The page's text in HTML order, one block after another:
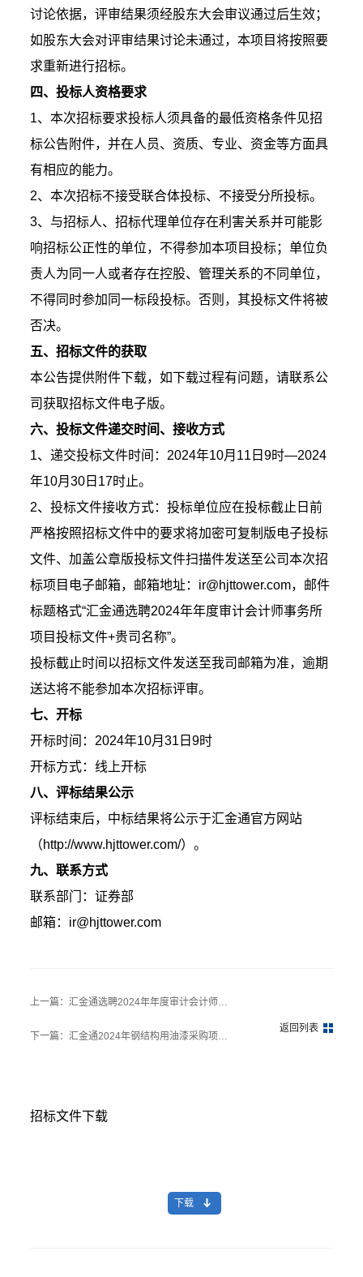
讨论依据，评审结果须经股东大会审议通过后生效；
如股东大会对评审结果讨论未通过，本项目将按照要
求重新进行招标。
四、投标人资格要求
1、本次招标要求投标人须具备的最低资格条件见招
标公告附件，并在人员、资质、专业、资金等方面具
有相应的能力。
2、本次招标不接受联合体投标、不接受分所投标。
3、与招标人、招标代理单位存在利害关系并可能影
响招标公正性的单位，不得参加本项目投标；单位负
责人为同一人或者存在控股、管理关系的不同单位，
不得同时参加同一标段投标。否则，其投标文件将被
否决。
五、招标文件的获取
本公告提供附件下载，如下载过程有问题，请联系公
司获取招标文件电子版。
六、投标文件递交时间、接收方式
1、递交投标文件时间：2024年10月11日9时—2024
年10月30日17时止。
2、投标文件接收方式：投标单位应在投标截止日前
严格按照招标文件中的要求将加密可复制版电子投标
文件、加盖公章版投标文件扫描件发送至公司本次招
标项目电子邮箱，邮箱地址：ir@hjttower.com，邮件
标题格式“汇金通选聘2024年年度审计会计师事务所
项目投标文件+贵司名称”。
投标截止时间以招标文件发送至我司邮箱为准，逾期
送达将不能参加本次招标评审。
七、开标
开标时间：2024年10月31日9时
开标方式：线上开标
八、评标结果公示
评标结束后，中标结果将公示于汇金通官方网站
（http://www.hjttower.com/）。
九、联系方式
联系部门：证券部
邮箱：ir@hjttower.com
返回列表
招标文件下载
下载